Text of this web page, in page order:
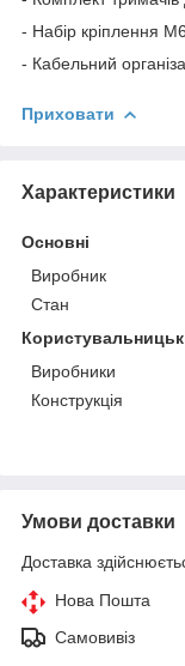
- Набір кріплення
- Кабельний
Приховати
Характеристики
Основні
Виробник
Стан
Виробники
Конструкція
Умови доставки
Доставка
Нова Пошта
Самовивіз